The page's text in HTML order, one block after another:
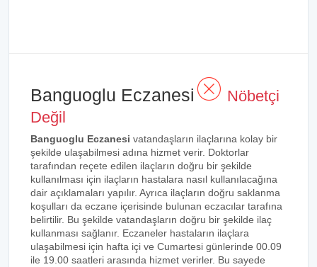
Banguoglu Eczanesi
Nöbetçi
Değil
Banguoglu Eczanesi vatandaşların ilaçlarına kolay bir
şekilde ulaşabilmesi adına hizmet verir. Doktorlar
tarafından reçete edilen ilaçların doğru bir şekilde
kullanılması için ilaçların hastalara nasıl kullanılacağına
dair açıklamaları yapılır. Ayrıca ilaçların doğru saklanma
koşulları da eczane içerisinde bulunan eczacılar tarafına
belirtilir. Bu şekilde vatandaşların doğru bir şekilde ilaç
kullanması sağlanır. Eczaneler hastaların ilaçlara
ulaşabilmesi için hafta içi ve Cumartesi günlerinde 00.09
ile 19.00 saatleri arasında hizmet verirler. Bu sayede